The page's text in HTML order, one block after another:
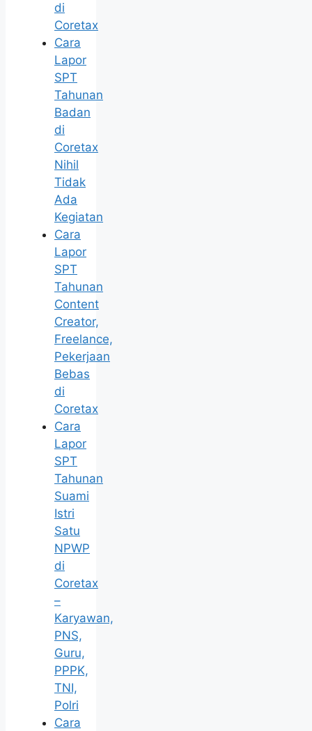
di
Coretax
Cara
Lapor
SPT
Tahunan
Badan
di
Coretax
Nihil
Tidak
Ada
Kegiatan
Cara
Lapor
SPT
Tahunan
Content
Creator,
Freelance,
Pekerjaan
Bebas
di
Coretax
Cara
Lapor
SPT
Tahunan
Suami
Istri
Satu
NPWP
di
Coretax
–
Karyawan,
PNS,
Guru,
PPPK,
TNI,
Polri
Cara